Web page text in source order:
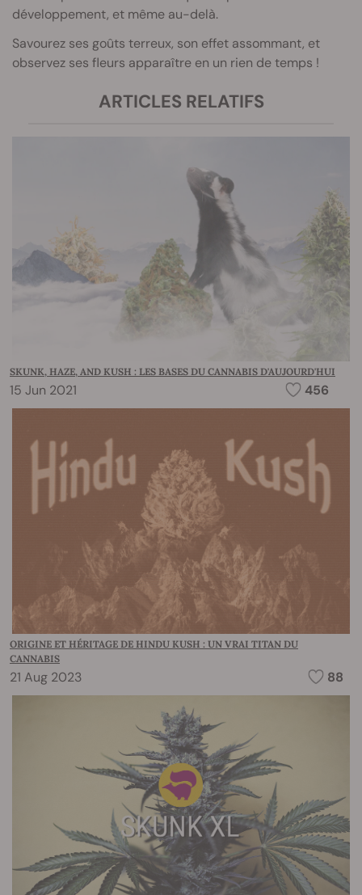
développement, et même au-delà.
Savourez ses goûts terreux, son effet assommant, et
observez ses fleurs apparaître en un rien de temps !
ARTICLES RELATIFS
SKUNK, HAZE, AND KUSH : LES BASES DU CANNABIS D'AUJOURD'HUI
15 Jun 2021 456
ORIGINE ET HÉRITAGE DE HINDU KUSH : UN VRAI TITAN DU
CANNABIS
21 Aug 2023 88